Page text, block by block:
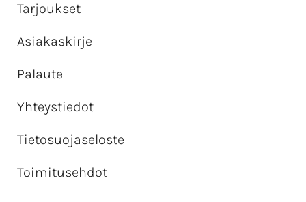
Tarjoukset
Asiakaskirje
Palaute
Yhteystiedot
Tietosuojaseloste
Toimitusehdot